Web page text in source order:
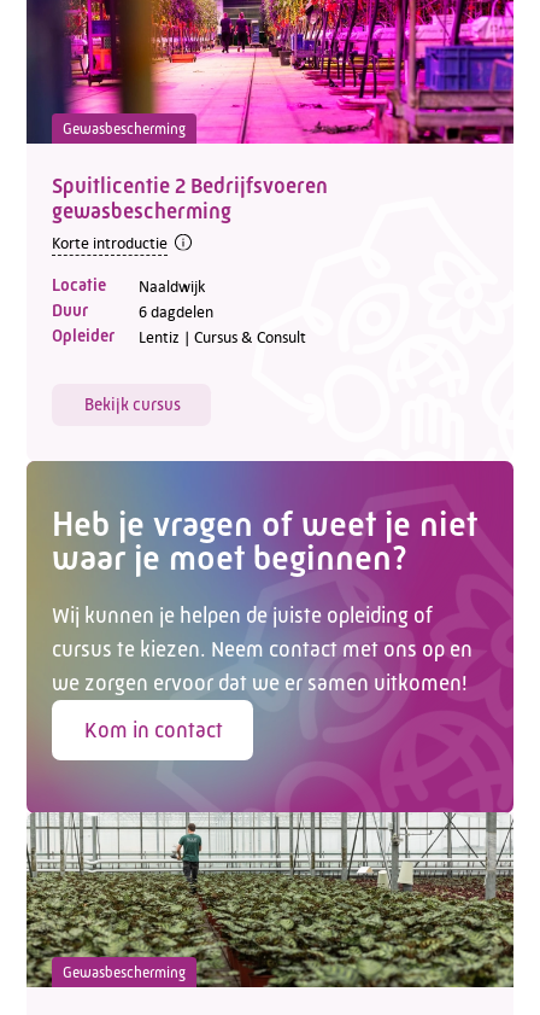
E-mail:
info@kasgroeit.nl
Adviesgesprek
Gewasbescherming
Spuitlicentie 2 Bedrijfsvoeren
gewasbescherming
Korte introductie
Locatie Naaldwijk
Duur 6 dagdelen
Opleider Lentiz | Cursus & Consult
Bekijk cursus
Heb je vragen of weet je niet
waar je moet beginnen?
Wij kunnen je helpen de juiste opleiding of
cursus te kiezen. Neem contact met ons op en
we zorgen ervoor dat we er samen uitkomen!
Kom in contact
Gewasbescherming